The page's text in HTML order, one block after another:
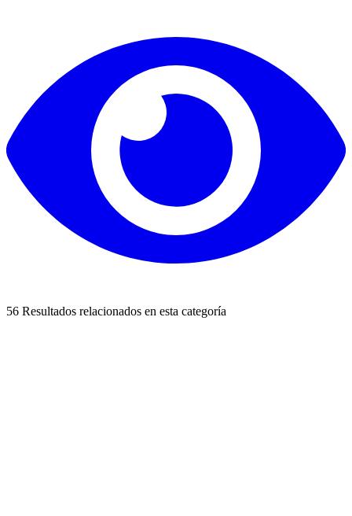
56 Resultados relacionados en esta categoría